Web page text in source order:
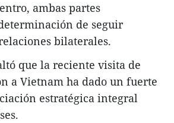
ambas partes
de seguir
bilaterales.
que la reciente visita de
a Vietnam ha dado un fuerte
estratégica integral